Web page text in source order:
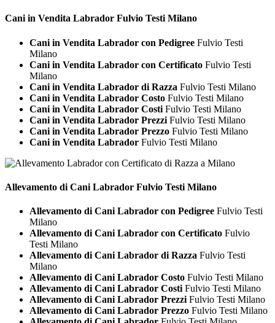
Cani in Vendita Labrador Fulvio Testi Milano
Cani in Vendita Labrador con Pedigree Fulvio Testi
Milano
Cani in Vendita Labrador con Certificato Fulvio Testi
Milano
Cani in Vendita Labrador di Razza Fulvio Testi Milano
Cani in Vendita Labrador Costo Fulvio Testi Milano
Cani in Vendita Labrador Costi Fulvio Testi Milano
Cani in Vendita Labrador Prezzi Fulvio Testi Milano
Cani in Vendita Labrador Prezzo Fulvio Testi Milano
Cani in Vendita Labrador Fulvio Testi Milano
Allevamento di Cani Labrador Fulvio Testi Milano
Allevamento di Cani Labrador con Pedigree Fulvio Testi
Milano
Allevamento di Cani Labrador con Certificato Fulvio
Testi Milano
Allevamento di Cani Labrador di Razza Fulvio Testi
Milano
Allevamento di Cani Labrador Costo Fulvio Testi Milano
Allevamento di Cani Labrador Costi Fulvio Testi Milano
Allevamento di Cani Labrador Prezzi Fulvio Testi Milano
Allevamento di Cani Labrador Prezzo Fulvio Testi Milano